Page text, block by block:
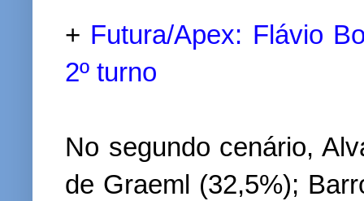
+ Futura/Apex: Flávio
2º turno
No segundo cenário,
de Graeml (32,5%);